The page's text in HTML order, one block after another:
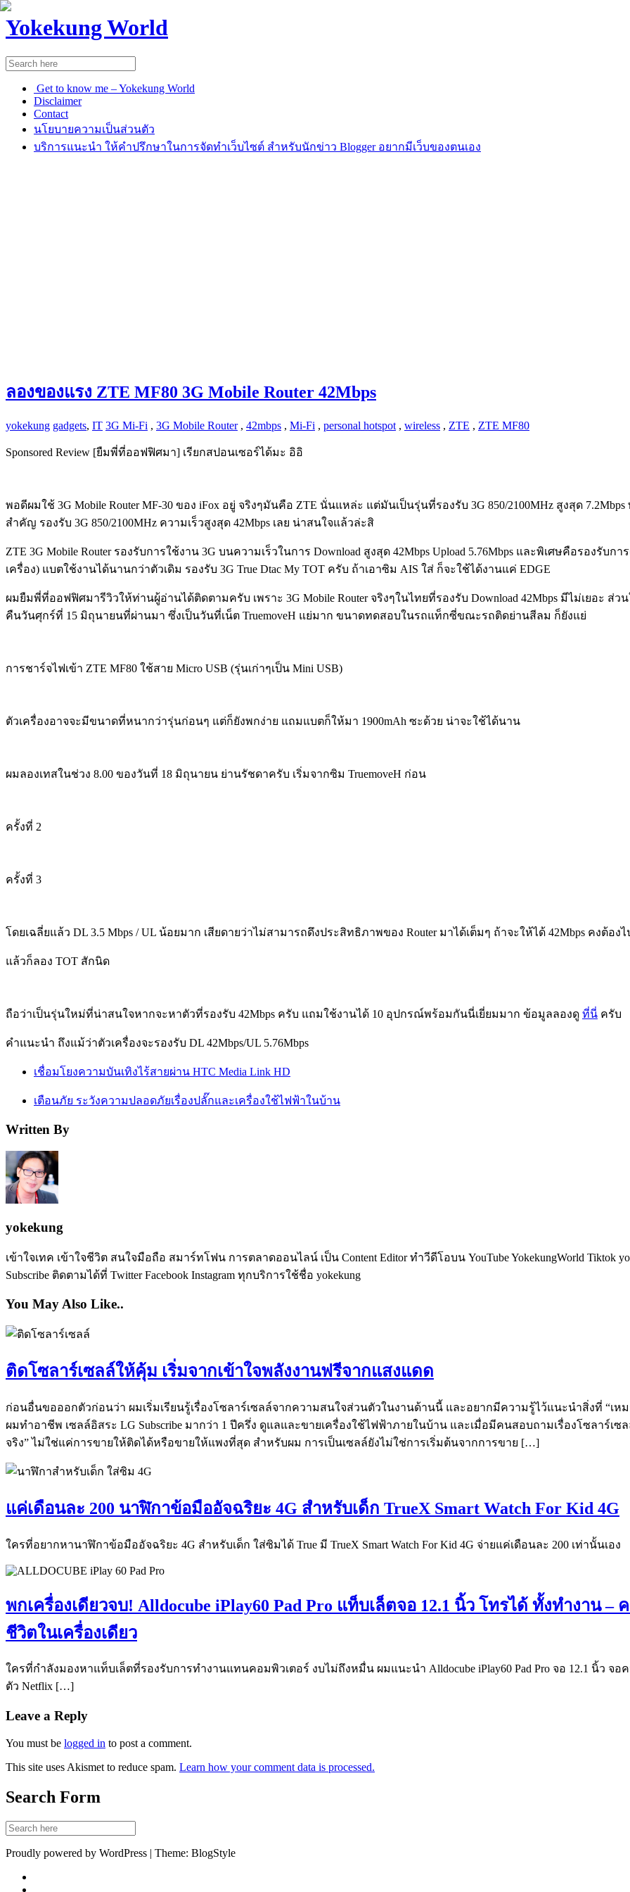
Yokekung World
Get to know me – Yokekung World
Disclaimer
Contact
นโยบายความเป็นส่วนตัว
บริการแนะนำ ให้คำปรึกษาในการจัดทำเว็บไซต์ สำหรับนักข่าว Blogger อยากมีเว็บของตนเอง
ลองของแรง ZTE MF80 3G Mobile Router 42Mbps
yokekung gadgets, IT 3G Mi-Fi , 3G Mobile Router, 42mbps , Mi-Fi , personal hotspot , wireless , ZTE , ZTE MF80
Sponsored Review [ยืมพี่ที่ออฟฟิศมา] เรียกสปอนเซอร์ได้มะ อิอิ
พอดีผมใช้ 3G Mobile Router MF-30 ของ iFox อยู่ จริงๆมันคือ ZTE นั่นแหล่ะ แต่มันเป็นรุ่นที่รองรับ 3G 850/2100MHz สูงสุด
สำคัญ รองรับ 3G 850/2100MHz ความเร็วสูงสุด 42Mbps เลย น่าสนใจแล้วล่ะสิ
ZTE 3G Mobile Router รองรับการใช้งาน 3G บนความเร็วในการ Download สูงสุด 42Mbps Upload 5.76Mbps และพิเศษคือรอง
เครื่อง) แบตใช้งานได้นานกว่าตัวเดิม รองรับ 3G True Dtac My TOT ครับ ถ้าเอาซิม AIS ใส่ ก็จะใช้ได้งานแค่ EDGE
ผมยืมพี่ที่ออฟฟิศมารีวิวให้ท่านผู้อ่านได้ติดตามครับ เพราะ 3G Mobile Router จริงๆในไทยที่รองรับ Download 42Mbps มีไม่เยอะ
คืนวันศุกร์ที่ 15 มิถุนายนที่ผ่านมา ซึ่งเป็นวันที่เน็ต TruemoveH แย่มาก ขนาดทดสอบในรถแท็กซี่ขณะรถติดย่านสีลม ก็ยังแย่
การชาร์จไฟเข้า ZTE MF80 ใช้สาย Micro USB (รุ่นเก่าๆเป็น Mini USB)
ตัวเครื่องอาจจะมีขนาดที่หนากว่ารุ่นก่อนๆ แต่ก็ยังพกง่าย แถมแบตก็ให้มา 1900mAh ซะด้วย น่าจะใช้ได้นาน
ผมลองเทสในช่วง 8.00 ของวันที่ 18 มิถุนายน ย่านรัชดาครับ เริ่มจากซิม TruemoveH ก่อน
ครั้งที่ 2
ครั้งที่ 3
โดยเฉลี่ยแล้ว DL 3.5 Mbps / UL น้อยมาก เสียดายว่าไม่สามารถดึงประสิทธิภาพของ Router มาได้เต็มๆ ถ้าจะให้ได้ 42Mbps คงต้อง
แล้วก็ลอง TOT สักนิด
ถือว่าเป็นรุ่นใหม่ที่น่าสนใจหากจะหาตัวที่รองรับ 42Mbps ครับ แถมใช้งานได้ 10 อุปกรณ์พร้อมกันนี่เยี่ยมมาก ข้อมูลลองดู ที่นี่ ครับ
คำแนะนำ ถึงแม้ว่าตัวเครื่องจะรองรับ DL 42Mbps/UL 5.76Mbps
เชื่อมโยงความบันเทิงไร้สายผ่าน HTC Media Link HD
เตือนภัย ระวังความปลอดภัยเรื่องปลั๊กและเครื่องใช้ไฟฟ้าในบ้าน
Written By
yokekung
เข้าใจเทค เข้าใจชีวิต สนใจมือถือ สมาร์ทโฟน การตลาดออนไลน์ เป็น Content Editor ทำวีดีโอบน YouTube YokekungWorld Tiktok
Subscribe ติดตามได้ที่ Twitter Facebook Instagram ทุกบริการใช้ชื่อ yokekung
You May Also Like..
ติดโซลาร์เซลล์ให้คุ้ม เริ่มจากเข้าใจพลังงานฟรีจากแสงแดด
ก่อนอื่นขอออกตัวก่อนว่า ผมเริ่มเรียนรู้เรื่องโซลาร์เซลล์จากความสนใจส่วนตัวในงานด้านนี้ และอยากมีความรู้ไว้แนะนำสิ่งที่ “เ
ผมทำอาชีพ เซลล์อิสระ LG Subscribe มากว่า 1 ปีครึ่ง ดูแลและขายเครื่องใช้ไฟฟ้าภายในบ้าน และเมื่อมีคนสอบถามเรื่องโซลาร์
จริง” ไม่ใช่แค่การขายให้ติดได้หรือขายให้แพงที่สุด สำหรับผม การเป็นเซลล์ยังไม่ใช่การเริ่มต้นจากการขาย […]
แค่เดือนละ 200 นาฬิกาข้อมืออัจฉริยะ 4G สำหรับเด็ก TrueX Smart Watch For Kid 4G
ใครที่อยากหานาฬิกาข้อมืออัจฉริยะ 4G สำหรับเด็ก ใส่ซิมได้ True มี TrueX Smart Watch For Kid 4G จ่ายแค่เดือนละ 200 เท่านั้นเอง
พกเครื่องเดียวจบ! Alldocube iPlay60 Pad Pro แท็บเล็ตจอ 12.1 นิ้ว โทรได้ ทั้งทำงาน
ชีวิตในเครื่องเดียว
ใครที่กำลังมองหาแท็บเล็ตที่รองรับการทำงานแทนคอมพิวเตอร์ งบไม่ถึงหมื่น ผมแนะนำ Alldocube iPlay60 Pad Pro จอ 12.1 นิ้ว
ตัว Netflix […]
Leave a Reply
You must be logged in to post a comment.
This site uses Akismet to reduce spam. Learn how your comment data is processed.
Search Form
Proudly powered by WordPress | Theme: BlogStyle